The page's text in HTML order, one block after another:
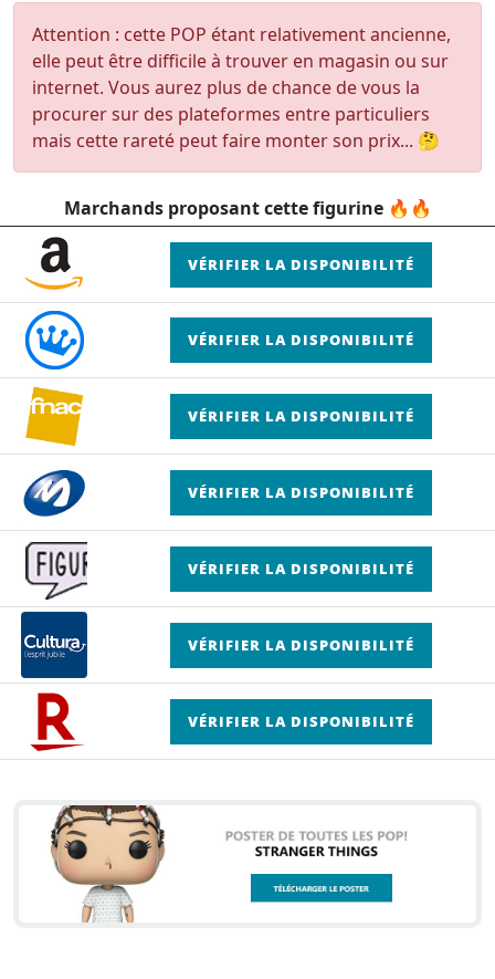
Attention : cette POP étant relativement ancienne,
elle peut être difficile à trouver en magasin ou sur
internet. Vous aurez plus de chance de vous la
procurer sur des plateformes entre particuliers
mais cette rareté peut faire monter son prix... 🤔
Marchands proposant cette figurine 🔥🔥
VÉRIFIER LA DISPONIBILITÉ
VÉRIFIER LA DISPONIBILITÉ
VÉRIFIER LA DISPONIBILITÉ
VÉRIFIER LA DISPONIBILITÉ
VÉRIFIER LA DISPONIBILITÉ
VÉRIFIER LA DISPONIBILITÉ
VÉRIFIER LA DISPONIBILITÉ